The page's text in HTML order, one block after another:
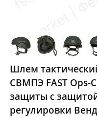
Шлем
СВМПЭ FAST Ops-
защиты с
регулировки